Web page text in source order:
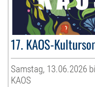
17. KAOS-
Samstag, 13.06.2026
KAOS